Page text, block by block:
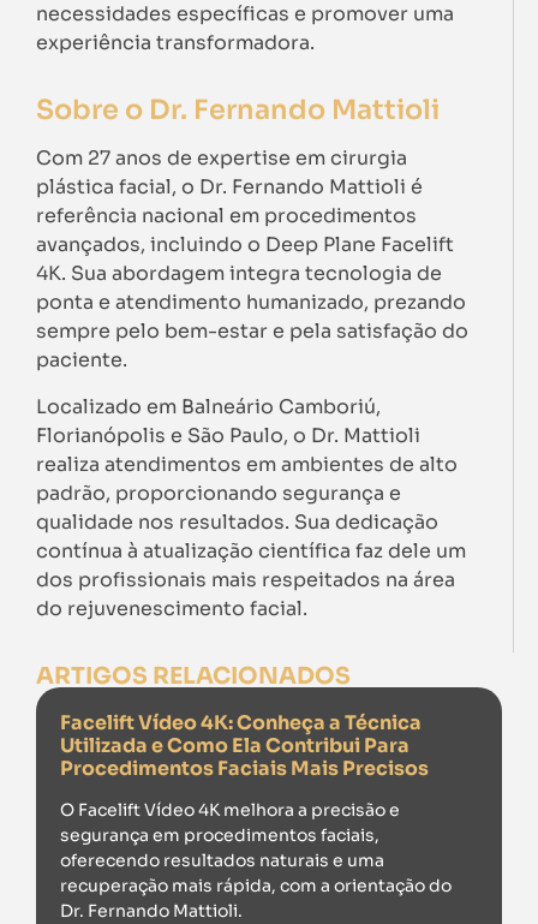
necessidades específicas e promover uma
experiência transformadora.
Sobre o Dr. Fernando Mattioli
Com 27 anos de expertise em cirurgia
plástica facial, o Dr. Fernando Mattioli é
referência nacional em procedimentos
avançados, incluindo o Deep Plane Facelift
4K. Sua abordagem integra tecnologia de
ponta e atendimento humanizado, prezando
sempre pelo bem-estar e pela satisfação do
paciente.
Localizado em Balneário Camboriú,
Florianópolis e São Paulo, o Dr. Mattioli
realiza atendimentos em ambientes de alto
padrão, proporcionando segurança e
qualidade nos resultados. Sua dedicação
contínua à atualização científica faz dele um
dos profissionais mais respeitados na área
do rejuvenescimento facial.
ARTIGOS RELACIONADOS
Facelift Vídeo 4K: Conheça a Técnica
Utilizada e Como Ela Contribui Para
Procedimentos Faciais Mais Precisos
O Facelift Vídeo 4K melhora a precisão e
segurança em procedimentos faciais,
oferecendo resultados naturais e uma
recuperação mais rápida, com a orientação do
Dr. Fernando Mattioli.